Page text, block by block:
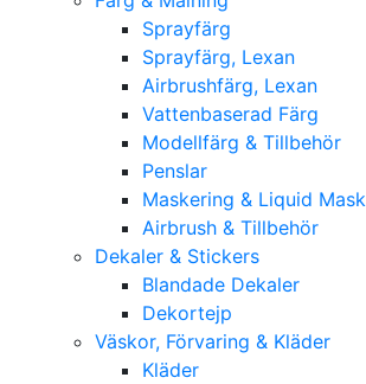
Sprayfärg
Sprayfärg, Lexan
Airbrushfärg, Lexan
Vattenbaserad Färg
Modellfärg & Tillbehör
Penslar
Maskering & Liquid Mask
Airbrush & Tillbehör
Dekaler & Stickers
Blandade Dekaler
Dekortejp
Väskor, Förvaring & Kläder
Kläder